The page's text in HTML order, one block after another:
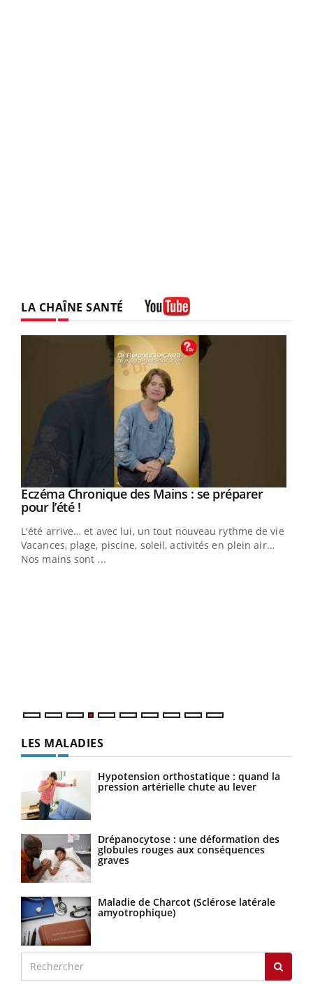
LA CHAÎNE SANTÉ
Youtube
Eczéma Chronique des Mains : se préparer
pour l’été !Youtube
L'été arrive… et avec lui, un tout nouveau rythme de vie !
Vacances, plage, piscine, soleil, activités en plein air…
Nos mains sont ...
LES MALADIES
Hypotension orthostatique : quand la
pression artérielle chute au lever
Drépanocytose : une déformation des
globules rouges aux conséquences
graves
Maladie de Charcot (Sclérose latérale
amyotrophique)